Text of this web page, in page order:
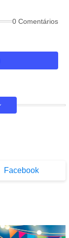
0 Comentários
Facebook